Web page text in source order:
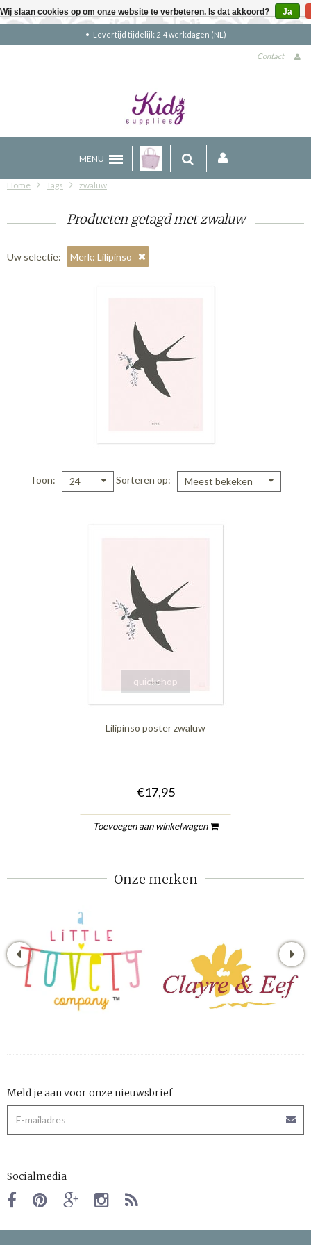
Levertijd tijdelijk 2-4 werkdagen (NL)
Contact
MENU
Home Tags zwaluw
Producten getagd met zwaluw
Uw selectie: Merk: Lilipinso
Toon 24 Sorteren op Meest bekeken
quickshop
Lilipinso poster zwaluw
€17,95
Toevoegen aan winkelwagen
Onze merken
Meld je aan voor onze nieuwsbrief
Socialmedia
Wij slaan cookies op om onze website te verbeteren. Is dat akkoord? Ja